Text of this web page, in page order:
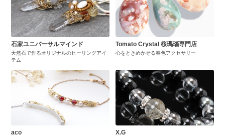
石家ユニバーサルマインド
天然石で作るオリジナルのヒーリングアイ
テム
Tomato Crystal 桜瑪瑙専門店
心をときめかせる春色アクセサリー
aco X.G